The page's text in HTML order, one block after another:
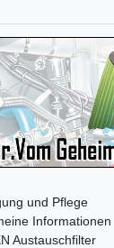
und Pflege
Informationen
Austauschfilter